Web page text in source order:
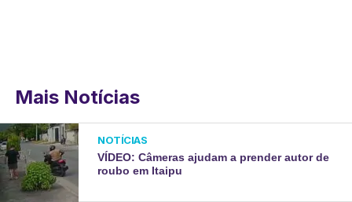
Mais Notícias
NOTÍCIAS
VÍDEO: Câmeras ajudam a prender autor de
roubo em Itaipu